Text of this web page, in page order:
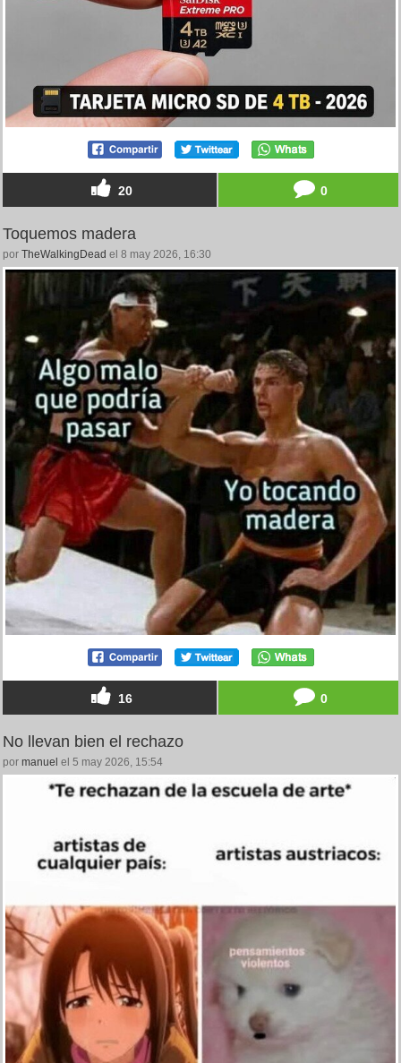
20 0
Toquemos madera
por TheWalkingDead el 8 may 2026, 16:30
16 0
No llevan bien el rechazo
por manuel el 5 may 2026, 15:54